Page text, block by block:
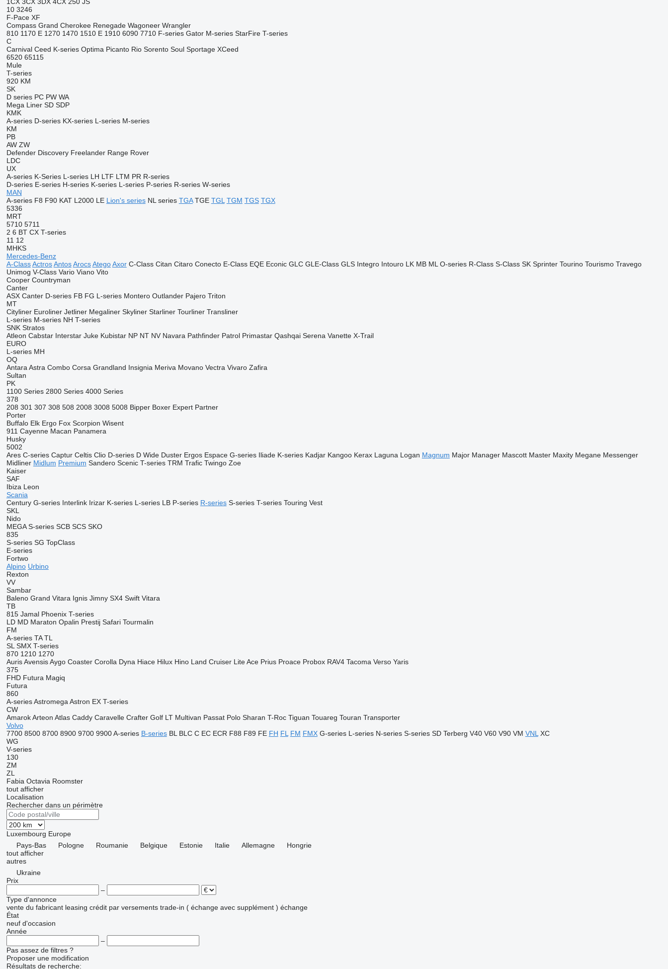
10 3246
F-Pace XF
Compass Grand Cherokee Renegade Wagoneer Wrangler
810 1170 E 1270 1470 1510 E 1910 6090 7710 F-series Gator M-series StarFire T-series
C
Carnival Ceed K-series Optima Picanto Rio Sorento Soul Sportage XCeed
6520 65115
Mule
T-series
920 KM
SK
D series PC PW WA
Mega Liner SD SDP
KMK
A-series D-series KX-series L-series M-series
KM
PB
AW ZW
Defender Discovery Freelander Range Rover
LDC
UX
A-series K-Series L-series LH LTF LTM PR R-series
D-series E-series H-series K-series L-series P-series R-series W-series
MAN
A-series F8 F90 KAT L2000 LE Lion's series NL series TGA TGE TGL TGM TGS TGX
5336
MRT
5710 5711
2 6 BT CX T-series
11 12
MHKS
Mercedes-Benz
A-Class Actros Antos Arocs Atego Axor C-Class Citan Citaro Conecto E-Class EQE Econic GLC GLE-Class GLS Integro Intouro LK MB ML O-series R-Class S-Class SK Sprinter Tourino Tourismo Travego
Unimog V-Class Vario Viano Vito
Cooper Countryman
Canter
ASX Canter D-series FB FG L-series Montero Outlander Pajero Triton
MT
Cityliner Euroliner Jetliner Megaliner Skyliner Starliner Tourliner Transliner
L-series M-series NH T-series
SNK Stratos
Atleon Cabstar Interstar Juke Kubistar NP NT NV Navara Pathfinder Patrol Primastar Qashqai Serena Vanette X-Trail
EURO
L-series MH
OQ
Antara Astra Combo Corsa Grandland Insignia Meriva Movano Vectra Vivaro Zafira
Sultan
PK
1100 Series 2800 Series 4000 Series
378
208 301 307 308 508 2008 3008 5008 Bipper Boxer Expert Partner
Porter
Buffalo Elk Ergo Fox Scorpion Wisent
911 Cayenne Macan Panamera
Husky
5002
Ares C-series Captur Celtis Clio D-series D Wide Duster Ergos Espace G-series Iliade K-series Kadjar Kangoo Kerax Laguna Logan Magnum Major Manager Mascott Master Maxity Megane Messenger
Midliner Midlum Premium Sandero Scenic T-series TRM Trafic Twingo Zoe
Kaiser
SAF
Ibiza Leon
Scania
Century G-series Interlink Irizar K-series L-series LB P-series R-series S-series T-series Touring Vest
SKL
Nido
MEGA S-series SCB SCS SKO
835
S-series SG TopClass
E-series
Fortwo
Alpino Urbino
Rexton
VV
Sambar
Baleno Grand Vitara Ignis Jimny SX4 Swift Vitara
TB
815 Jamal Phoenix T-series
LD MD Maraton Opalin Prestij Safari Tourmalin
FM
A-series TA TL
SL SMX T-series
870 1210 1270
Auris Avensis Aygo Coaster Corolla Dyna Hiace Hilux Hino Land Cruiser Lite Ace Prius Proace Probox RAV4 Tacoma Verso Yaris
375
FHD Futura Magiq
Futura
860
A-series Astromega Astron EX T-series
CW
Amarok Arteon Atlas Caddy Caravelle Crafter Golf LT Multivan Passat Polo Sharan T-Roc Tiguan Touareg Touran Transporter
Volvo
7700 8500 8700 8900 9700 9900 A-series B-series BL BLC C EC ECR F88 F89 FE FH FL FM FMX G-series L-series N-series S-series SD Terberg V40 V60 V90 VM VNL XC
WG
V-series
130
ZM
ZL
Fabia Octavia Roomster
tout afficher
Localisation
Rechercher dans un périmètre
Luxembourg Europe
Pays-Bas
Pologne Roumanie Belgique Estonie Italie Allemagne
Hongrie
tout afficher
autres
Ukraine
Prix
–
Type d'annonce
vente du fabricant leasing crédit par versements trade-in ( échange avec supplément ) échange
État
neuf d'occasion
Année
–
Pas assez de filtres ?
Proposer une modification
Résultats de recherche: